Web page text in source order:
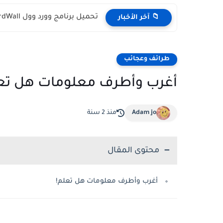
📁 آخر الأخبار تحميل تطبيق سهل Sahl apk مصر 2024 لشحن الكهرباء ودفع...
طرائف وعجائب
أغرب وأطرف معلومات هل
Adam jo منذ 2 سنة
محتوى المقال
أغرب وأطرف معلومات هل تعلم!